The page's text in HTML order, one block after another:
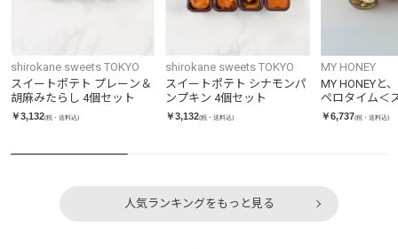
shirokane sweets TOKYO
スイートポテト プレーン＆
胡麻みたらし 4個セット
￥3,132(税・送料込)
shirokane sweets TOKYO
スイートポテト シナモンパ
ンプキン 4個セット
￥3,132(税・送料込)
MY HONEY
MY HONEYと
ペロタイム＜
＞
￥6,737(税・送料込)
人気ランキングをもっと見る